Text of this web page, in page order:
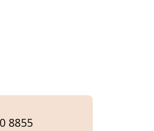
8855